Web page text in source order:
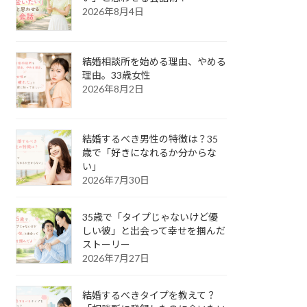
2026年8月4日
結婚相談所を始める理由、やめる
理由。33歳女性
2026年8月2日
結婚するべき男性の特徴は？35
歳で「好きになれるか分からな
い」
2026年7月30日
35歳で「タイプじゃないけど優
しい彼」と出会って幸せを掴んだ
ストーリー
2026年7月27日
結婚するべきタイプを教えて？